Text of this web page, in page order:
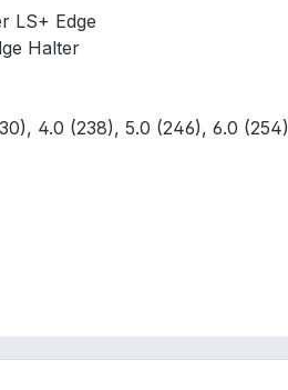
LS+ Edge
Halter
4.0 (238), 5.0 (246), 6.0 (254)